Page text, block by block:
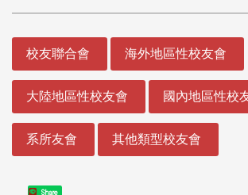
校友聯合會 海外地區性校友會
大陸地區性校友會 國內地區性校
系所友會 其他類型校友會
Share